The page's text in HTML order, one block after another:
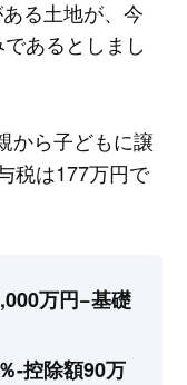
る土地が、今
あるとしまし
から子どもに譲
税は177万円で
万円−基礎
-控除額90万